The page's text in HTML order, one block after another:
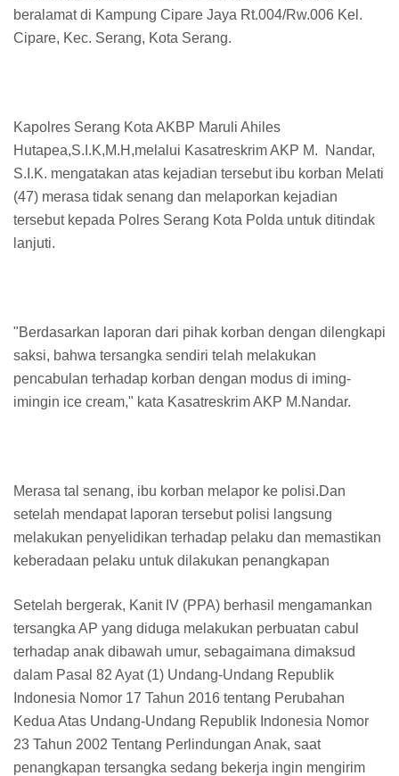
beralamat di Kampung Cipare Jaya Rt.004/Rw.006 Kel.
Cipare, Kec. Serang, Kota Serang.
Kapolres Serang Kota AKBP Maruli Ahiles
Hutapea,S.I.K,M.H,melalui Kasatreskrim AKP M. Nandar,
S.I.K. mengatakan atas kejadian tersebut ibu korban Melati
(47) merasa tidak senang dan melaporkan kejadian
tersebut kepada Polres Serang Kota Polda untuk ditindak
lanjuti.
"Berdasarkan laporan dari pihak korban dengan dilengkapi
saksi, bahwa tersangka sendiri telah melakukan
pencabulan terhadap korban dengan modus di iming-
imingin ice cream," kata Kasatreskrim AKP M.Nandar.
Merasa tal senang, ibu korban melapor ke polisi.Dan
setelah mendapat laporan tersebut polisi langsung
melakukan penyelidikan terhadap pelaku dan memastikan
keberadaan pelaku untuk dilakukan penangkapan
Setelah bergerak, Kanit IV (PPA) berhasil mengamankan
tersangka AP yang diduga melakukan perbuatan cabul
terhadap anak dibawah umur, sebagaimana dimaksud
dalam Pasal 82 Ayat (1) Undang-Undang Republik
Indonesia Nomor 17 Tahun 2016 tentang Perubahan
Kedua Atas Undang-Undang Republik Indonesia Nomor
23 Tahun 2002 Tentang Perlindungan Anak, saat
penangkapan tersangka sedang bekerja ingin mengirim